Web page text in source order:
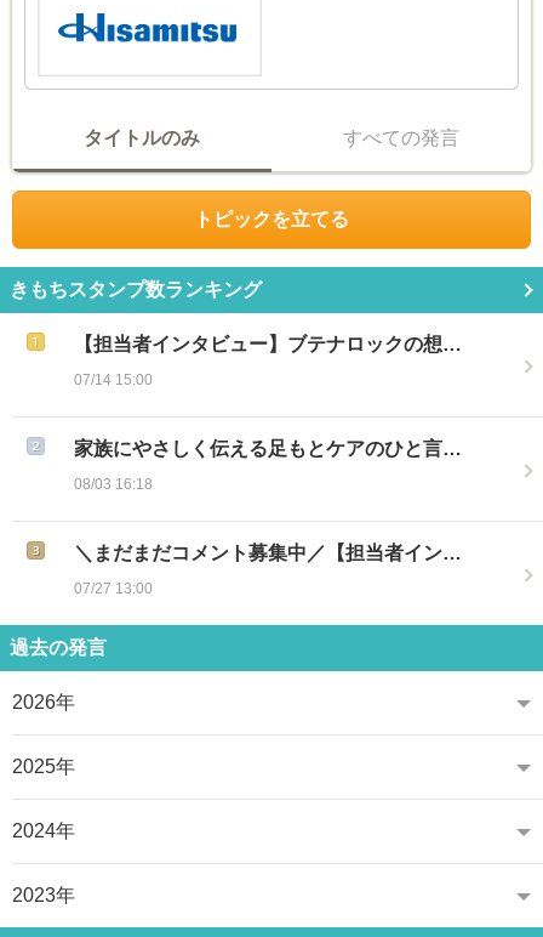
タイトルのみ すべての発言
トピックを立てる
きもちスタンプ数ランキング
【担当者インタビュー】ブテナロックの想…
07/14 15:00
家族にやさしく伝える足もとケアのひと言…
08/03 16:18
＼まだまだコメント募集中／【担当者イン…
07/27 13:00
過去の発言
2026年
2025年
2024年
2023年